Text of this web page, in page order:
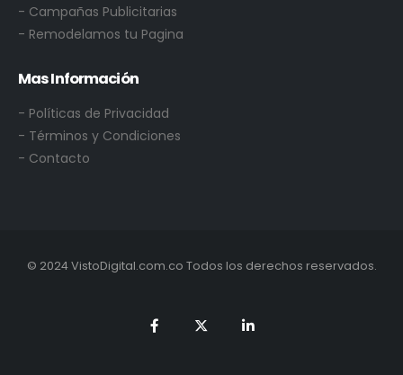
- Campañas Publicitarias
- Remodelamos tu Pagina
Mas Información
- Políticas de Privacidad
- Términos y Condiciones
- Contacto
© 2024 VistoDigital.com.co Todos los derechos reservados.